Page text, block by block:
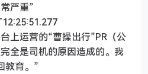
严重”
上运营的“曹操出行”PR（公
全是司机的原因造成的。我
教育。”